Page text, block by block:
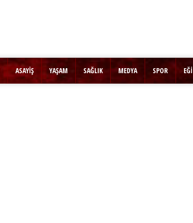
ASAYİŞ YAŞAM SAĞLIK MEDYA SPOR